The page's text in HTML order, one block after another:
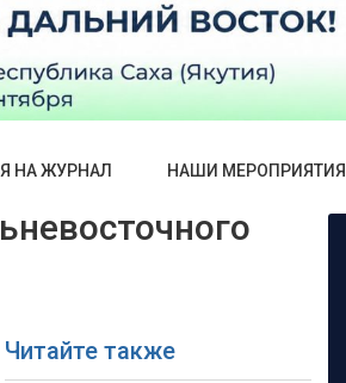
НА ЖУРНАЛ НАШИ МЕРОПРИЯТИЯ
Читайте также